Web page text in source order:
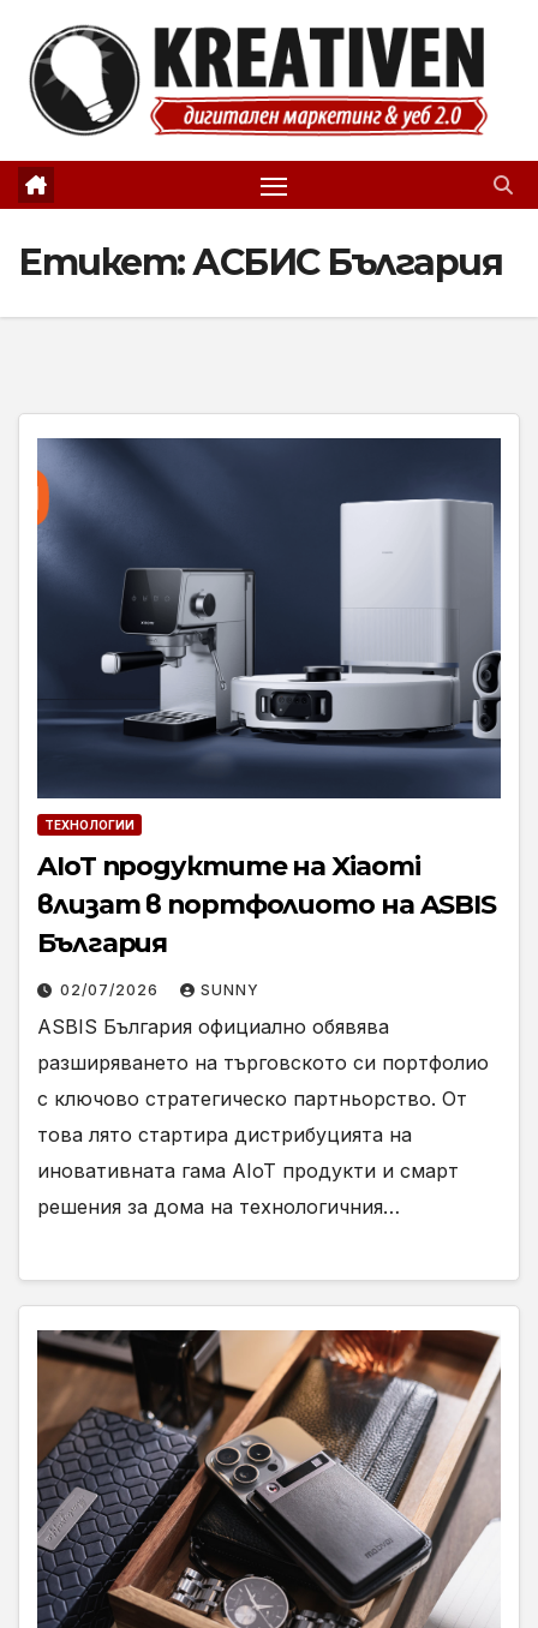
content
Етикет:АСБИС България
ТЕХНОЛОГИИ
AIoT продуктите на Xiaomi
влизат в портфолиото на ASBIS
България
02/07/2026 SUNNY
ASBIS България официално обявява
разширяването на търговското си портфолио
с ключово стратегическо партньорство. От
това лято стартира дистрибуцията на
иновативната гама АIoT продукти и смарт
решения за дома на технологичния…